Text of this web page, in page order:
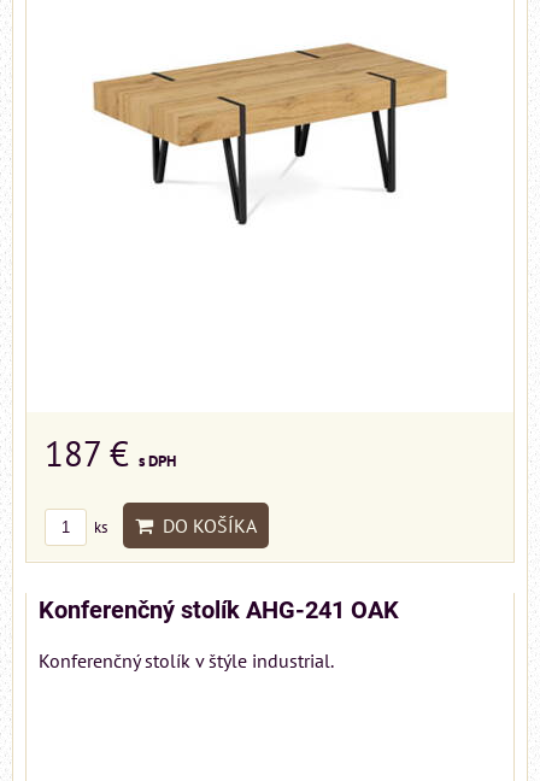
187 € s DPH
ks DO KOŠÍKA
Konferenčný stolík AHG-241 OAK
Konferenčný stolík v štýle industrial.